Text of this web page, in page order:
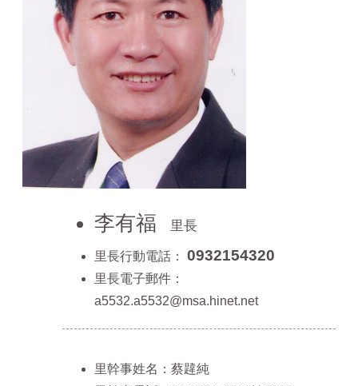
李有福 里長
里長行動電話： 0932154320
里長電子郵件：
a5532.a5532@msa.hinet.net
里幹事姓名：蔡韙純